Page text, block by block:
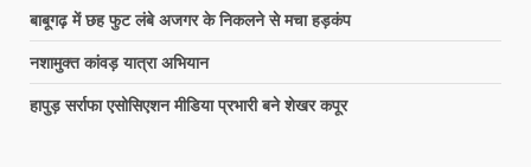
बाबूगढ़ में छह फुट लंबे अजगर के निकलने से मचा हड़कंप
नशामुक्त कांवड़ यात्रा अभियान
हापुड़ सर्राफा एसोसिएशन मीडिया प्रभारी बने शेखर कपूर